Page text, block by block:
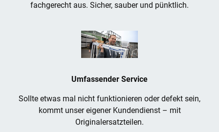
fachgerecht aus. Sicher, sauber und pünktlich.
Umfassender Service
Sollte etwas mal nicht funktionieren oder defekt sein,
kommt unser eigener Kundendienst – mit
Originalersatzteilen.